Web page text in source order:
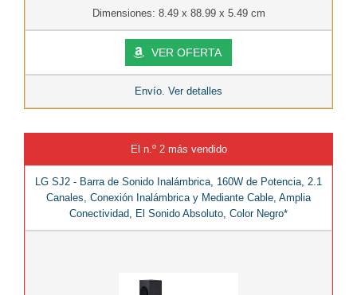
Dimensiones: 8.49 x 88.99 x 5.49 cm
VER OFERTA
Envío. Ver detalles
El n.º 2 más vendido
LG SJ2 - Barra de Sonido Inalámbrica, 160W de Potencia, 2.1
Canales, Conexión Inalámbrica y Mediante Cable, Amplia
Conectividad, El Sonido Absoluto, Color Negro*